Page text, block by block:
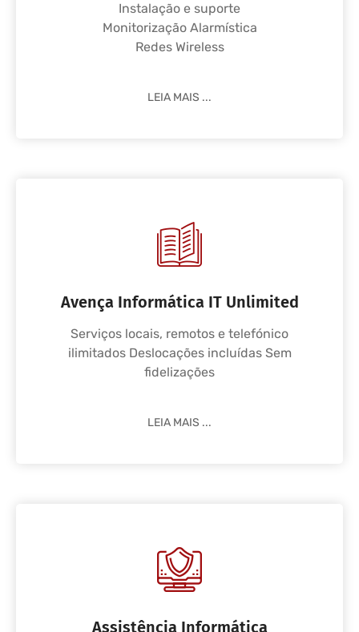
Instalação e suporte
Monitorização Alarmística
Redes Wireless
LEIA MAIS ...
Avença Informática IT Unlimited
Serviços locais, remotos e telefónico
ilimitados Deslocações incluídas Sem
fidelizações
LEIA MAIS ...
Assistência Informática